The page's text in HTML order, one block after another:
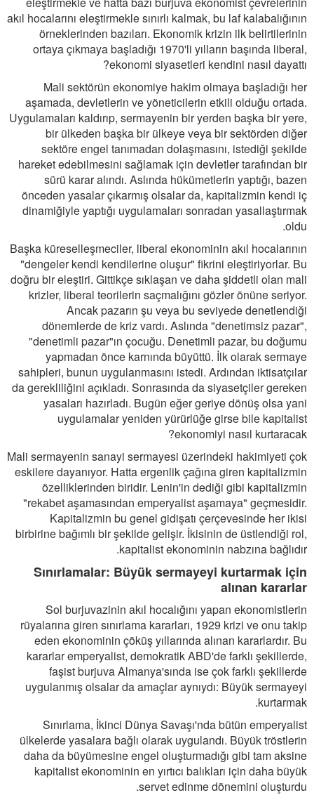
akıl hocalarını eleştirmekle sınırlı kalmak, bu laf kalabalığının
örneklerinden bazıları. Ekonomik krizin ilk belirtilerinin
ortaya çıkmaya başladığı 1970'li yılların başında liberal,
ekonomi siyasetleri kendini nasıl dayattı?
Mali sektörün ekonomiye hakim olmaya başladığı her
aşamada, devletlerin ve yöneticilerin etkili olduğu ortada.
Uygulamaları kaldırıp, sermayenin bir yerden başka bir yere,
bir ülkeden başka bir ülkeye veya bir sektörden diğer
sektöre engel tanımadan dolaşmasını, istediği şekilde
hareket edebilmesini sağlamak için devletler tarafından bir
sürü karar alındı. Aslında hükümetlerin yaptığı, bazen
önceden yasalar çıkarmış olsalar da, kapitalizmin kendi iç
dinamiğiyle yaptığı uygulamaları sonradan yasallaştırmak
oldu.
Başka küreselleşmeciler, liberal ekonominin akıl hocalarının
"dengeler kendi kendilerine oluşur" fikrini eleştiriyorlar. Bu
doğru bir eleştiri. Gittikçe sıklaşan ve daha şiddetli olan mali
krizler, liberal teorilerin saçmalığını gözler önüne seriyor.
Ancak pazarın şu veya bu seviyede denetlendiği
dönemlerde de kriz vardı. Aslında "denetimsiz pazar",
"denetimli pazar"ın çocuğu. Denetimli pazar, bu doğumu
yapmadan önce karnında büyüttü. İlk olarak sermaye
sahipleri, bunun uygulanmasını istedi. Ardından iktisatçılar
da gerekliliğini açıkladı. Sonrasında da siyasetçiler gereken
yasaları hazırladı. Bugün eğer geriye dönüş olsa yani
uygulamalar yeniden yürürlüğe girse bile kapitalist
ekonomiyi nasıl kurtaracak?
Mali sermayenin sanayi sermayesi üzerindeki hakimiyeti çok
eskilere dayanıyor. Hatta ergenlik çağına giren kapitalizmin
özelliklerinden biridir. Lenin'in dediği gibi kapitalizmin
"rekabet aşamasından emperyalist aşamaya" geçmesidir.
Kapitalizmin bu genel gidişatı çerçevesinde her ikisi
birbirine bağımlı bir şekilde gelişir. İkisinin de üstlendiği rol,
kapitalist ekonominin nabzına bağlıdır.
Sınırlamalar: Büyük sermayeyi kurtarmak için
alınan kararlar
Sol burjuvazinin akıl hocalığını yapan ekonomistlerin
rüyalarına giren sınırlama kararları, 1929 krizi ve onu takip
eden ekonominin çöküş yıllarında alınan kararlardır. Bu
kararlar emperyalist, demokratik ABD'de farklı şekillerde,
faşist burjuva Almanya'sında ise çok farklı şekillerde
uygulanmış olsalar da amaçlar aynıydı: Büyük sermayeyi
kurtarmak.
Sınırlama, İkinci Dünya Savaşı'nda bütün emperyalist
ülkelerde yasalara bağlı olarak uygulandı. Büyük tröstlerin
daha da büyümesine engel oluşturmadığı gibi tam aksine
kapitalist ekonominin en yırtıcı balıkları için daha büyük
servet edinme dönemini oluşturdu.